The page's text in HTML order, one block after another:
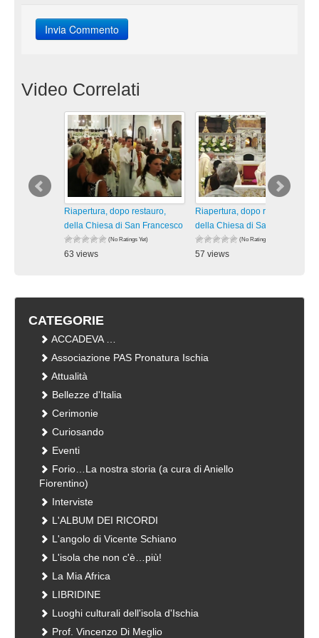
Video Correlati
Riapertura, dopo restauro,
della Chiesa di San Francesco
(No Ratings Yet)
63 views
Riapertura, dopo restauro,
della Chiesa di San Francesco
(No Ratings Yet)
57 views
CATEGORIE
ACCADEVA …
Associazione PAS Pronatura Ischia
Attualità
Bellezze d'Italia
Cerimonie
Curiosando
Eventi
Forio…La nostra storia (a cura di Aniello
Fiorentino)
Interviste
L'ALBUM DEI RICORDI
L'angolo di Vicente Schiano
L'isola che non c'è…più!
La Mia Africa
LIBRIDINE
Luoghi culturali dell'isola d'Ischia
Prof. Vincenzo Di Meglio